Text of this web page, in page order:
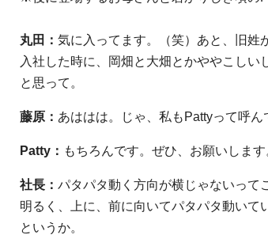
丸田： 気に入ってます。（笑）あと、旧姓
入社した時に、岡畑と大畑とかややこしい
と思って。
藤原： あははは。じゃ、私もPattyって呼ん
Patty： もちろんです。ぜひ、お願いします
社長： パタパタ動く方向が横じゃないって
明るく、上に、前に向いてパタパタ動いて
というか。